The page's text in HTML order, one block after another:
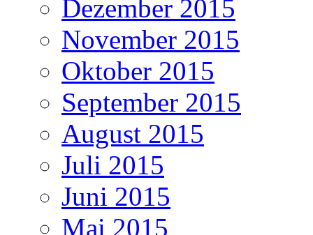
Dezember 2015
November 2015
Oktober 2015
September 2015
August 2015
Juli 2015
Juni 2015
Mai 2015